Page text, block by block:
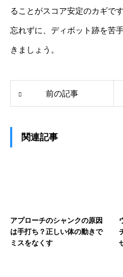
ることがスコア安定のカギで
忘れずに、ディボット跡を苦
きましょう。
前の記事
関連記事
アプローチのシャンクの原因
は手打ち？正しい体の動きで
ミスをなくす